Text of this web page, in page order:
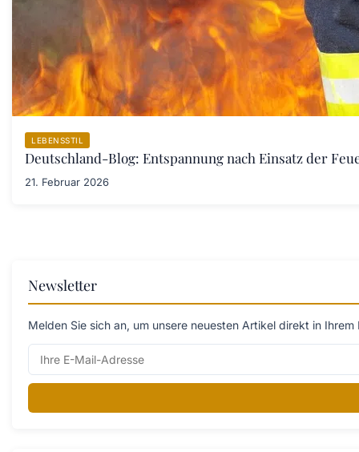
LEBENSSTIL
Deutschland-Blog: Entspannung nach Einsatz der
21. Februar 2026
Newsletter
Melden Sie sich an, um unsere neuesten Artikel direkt in